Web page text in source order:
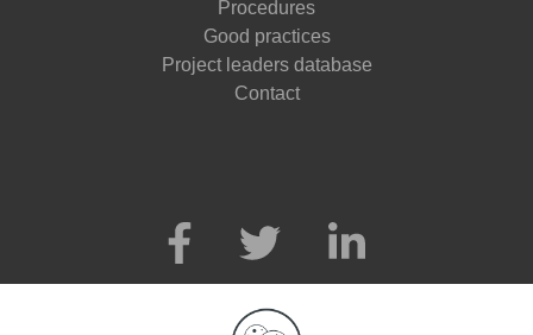
Procedures
Good practices
Project leaders database
Contact